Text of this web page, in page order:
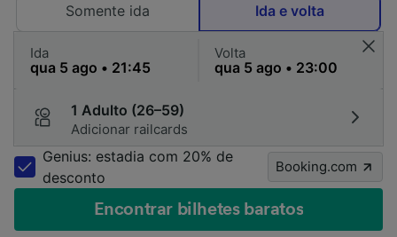
Somente ida
Ida e volta
Ida Volta
1 Adulto (26–59)
Adicionar railcards
Genius: estadia com 20% de
desconto
Booking.com
Encontrar bilhetes baratos